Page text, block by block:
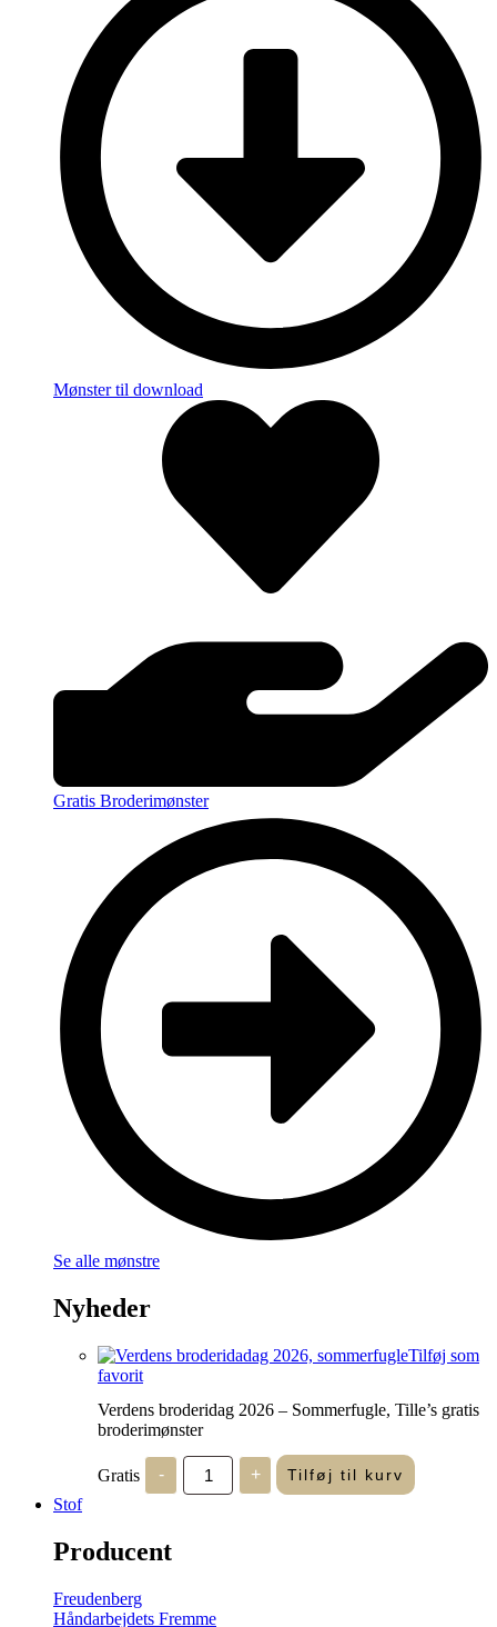
Mønster til download
Gratis Broderimønster
Se alle mønstre
Nyheder
Tilføj som
favorit
Verdens broderidag 2026 – Sommerfugle, Tille’s gratis
broderimønster
Gratis -
Verdens
broderidag
2026
+ Tilføj til kurv
Stof
Producent
Freudenberg
Håndarbejdets Fremme